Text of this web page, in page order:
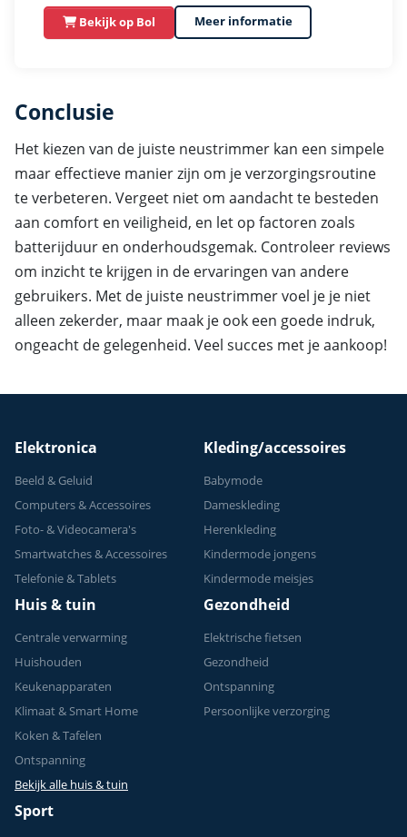
Bekijk op Bol Meer informatie
Conclusie
Het kiezen van de juiste neustrimmer kan een simpele
maar effectieve manier zijn om je verzorgingsroutine
te verbeteren. Vergeet niet om aandacht te besteden
aan comfort en veiligheid, en let op factoren zoals
batterijduur en onderhoudsgemak. Controleer reviews
om inzicht te krijgen in de ervaringen van andere
gebruikers. Met de juiste neustrimmer voel je je niet
alleen zekerder, maar maak je ook een goede indruk,
ongeacht de gelegenheid. Veel succes met je aankoop!
Elektronica
Beeld & Geluid
Computers & Accessoires
Foto- & Videocamera's
Smartwatches & Accessoires
Telefonie & Tablets
Kleding/accessoires
Babymode
Dameskleding
Herenkleding
Kindermode jongens
Kindermode meisjes
Huis & tuin
Centrale verwarming
Huishouden
Keukenapparaten
Klimaat & Smart Home
Koken & Tafelen
Ontspanning
Bekijk alle huis & tuin
Gezondheid
Elektrische fietsen
Gezondheid
Ontspanning
Persoonlijke verzorging
Sport